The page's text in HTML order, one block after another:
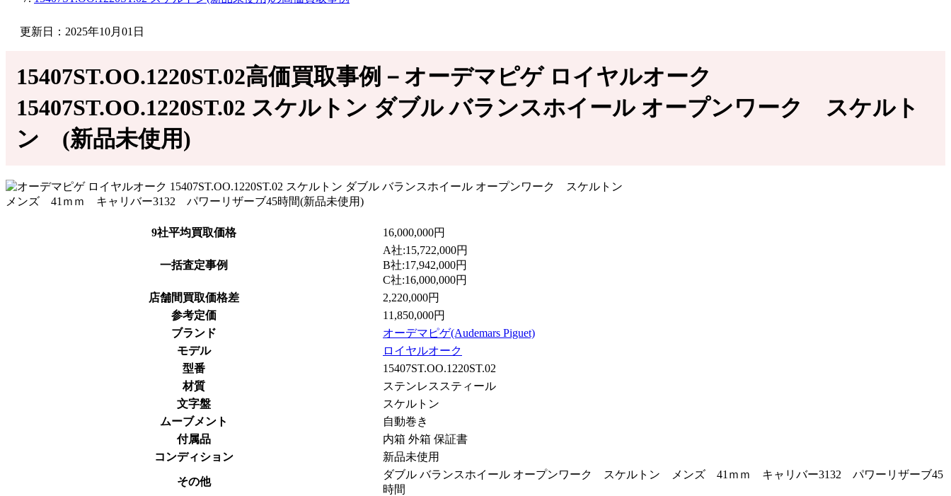
更新日：2025年10月01日
15407ST.OO.1220ST.02高価買取事例－オーデマピゲ ロイヤルオーク
15407ST.OO.1220ST.02 スケルトン ダブル バランスホイール オープンワーク スケルト
ン (新品未使用)
9社平均買取価格 16,000,000円
一括査定事例
A社:15,722,000円
B社:17,942,000円
C社:16,000,000円
店舗間買取価格差
2,220,000円
参考定価
11,850,000円
ブランド
オーデマピゲ(Audemars Piguet)
モデル
ロイヤルオーク
型番
15407ST.OO.1220ST.02
材質
ステンレススティール
文字盤
スケルトン
ムーブメント
自動巻き
付属品
内箱 外箱 保証書
コンディション
新品未使用
その他
ダブル バランスホイール オープンワーク スケルトン メンズ 41ｍｍ キャリバー3132 パワーリザーブ45
時間